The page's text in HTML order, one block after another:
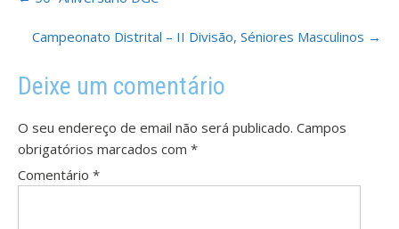
navigation
Campeonato Distrital – II Divisão, Séniores Masculinos →
Deixe um comentário
O seu endereço de email não será publicado. Campos
obrigatórios marcados com *
Comentário *